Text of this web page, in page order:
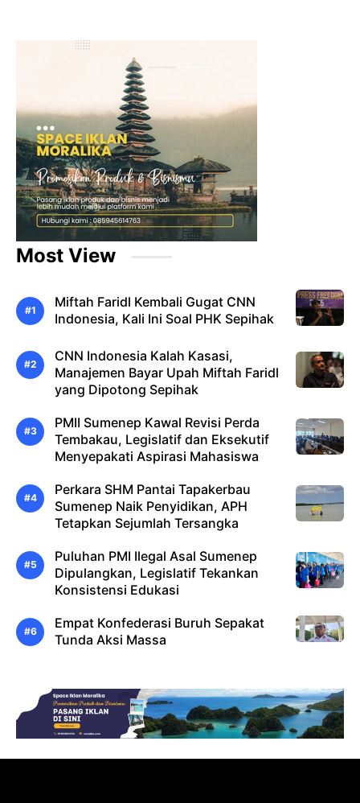
Most View
Miftah Faridl Kembali Gugat CNN
Indonesia, Kali Ini Soal PHK Sepihak
CNN Indonesia Kalah Kasasi,
Manajemen Bayar Upah Miftah Faridl
yang Dipotong Sepihak
PMII Sumenep Kawal Revisi Perda
Tembakau, Legislatif dan Eksekutif
Menyepakati Aspirasi Mahasiswa
Perkara SHM Pantai Tapakerbau
Sumenep Naik Penyidikan, APH
Tetapkan Sejumlah Tersangka
Puluhan PMI Ilegal Asal Sumenep
Dipulangkan, Legislatif Tekankan
Konsistensi Edukasi
Empat Konfederasi Buruh Sepakat
Tunda Aksi Massa